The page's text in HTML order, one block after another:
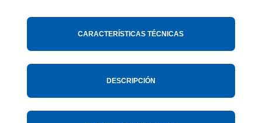
CARACTERÍSTICAS TÉCNICAS
DESCRIPCIÓN